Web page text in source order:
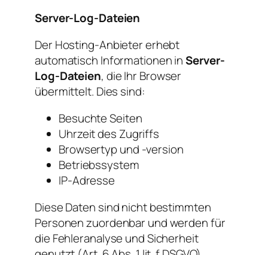
Server-Log-Dateien
Der Hosting-Anbieter erhebt
automatisch Informationen inServer-
Log-Dateien, die Ihr Browser
übermittelt. Dies sind:
Besuchte Seiten
Uhrzeit des Zugriffs
Browsertyp und -version
Betriebssystem
IP-Adresse
Diese Daten sind nicht bestimmten
Personen zuordenbar und werden für
die Fehleranalyse und Sicherheit